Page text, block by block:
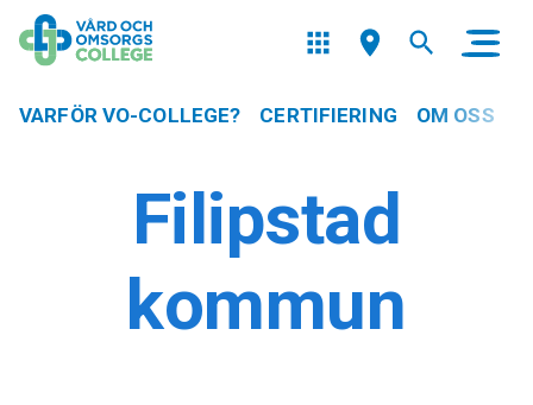
VARFÖR VO-COLLEGE? CERTIFIERING OM OSS
Filipstad
kommun